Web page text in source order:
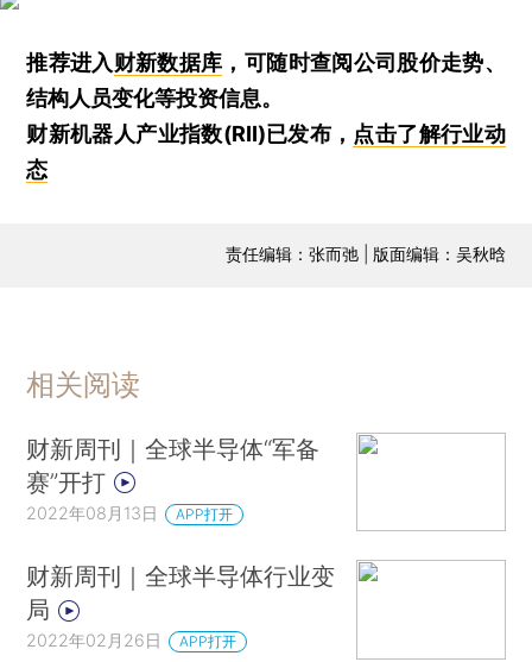
推荐进入财新数据库 ，可随时查阅公司股价走势、
结构人员变化等投资信息。
财新机器人产业指数(RII)已发布， 点击了解行业动
态
责任编辑：张而弛 | 版面编辑：吴秋晗
相关阅读
财新周刊｜全球半导体“军备
赛”开打
2022年08月13日 APP打开
财新周刊｜全球半导体行业变
局
2022年02月26日 APP打开